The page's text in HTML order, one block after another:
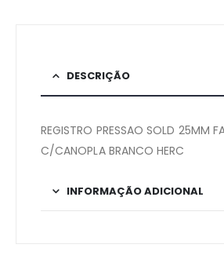
DESCRIÇÃO
REGISTRO PRESSAO SOLD 25MM
C/CANOPLA BRANCO HERC
INFORMAÇÃO ADICIONAL